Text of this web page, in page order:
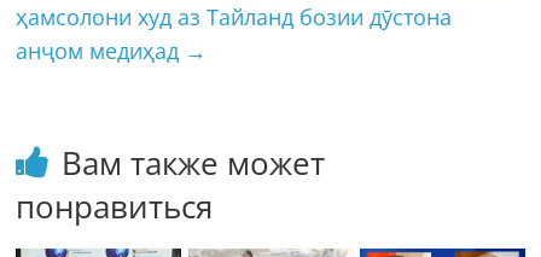
ҳамсолони худ аз Тайланд бозии дӯстона
анҷом медиҳад →
Вам также может
понравиться